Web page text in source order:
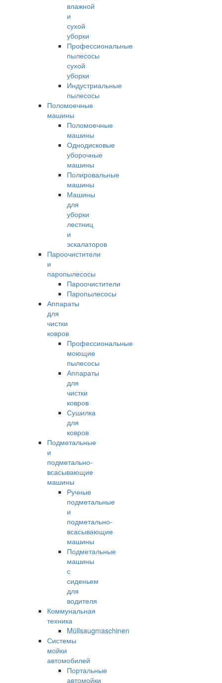
влажной
и
сухой
уборки
Профессиональные
пылесосы
сухой
уборки
Индустриальные
пылесосы
Поломоечные
машины
Поломоечные
машины
Однодисковые
уборочные
машины
Полировальные
машины
Машины
для
уборки
лестниц
и
эскалаторов
Пароочистители
и
паропылесосы
Пароочистители
Паропылесосы
Аппараты
для
чистки
ковров
Профессиональные
моющие
пылесосы
Аппараты
для
чистки
ковров
Сушилка
для
ковров
Подметальные
и
подметально-
всасывающие
машины
Ручные
подметальные
и
подметально-
всасывающие
машины
Подметальные
машины
с
сиденьем
для
водителя
Коммунальная
техника
Müllsaugmaschinen
Системы
мойки
автомобилей
Портальные
автомойки